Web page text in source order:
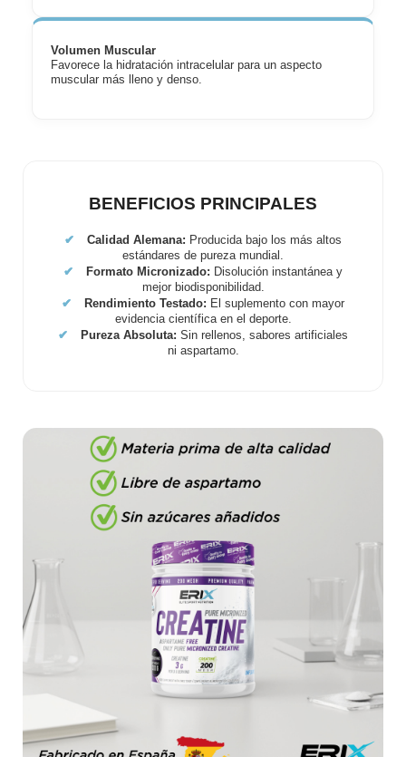
Volumen Muscular
Favorece la hidratación intracelular para un aspecto
muscular más lleno y denso.
BENEFICIOS PRINCIPALES
✔ Calidad Alemana: Producida bajo los más altos
estándares de pureza mundial.
✔ Formato Micronizado: Disolución instantánea y
mejor biodisponibilidad.
✔ Rendimiento Testado: El suplemento con mayor
evidencia científica en el deporte.
✔ Pureza Absoluta: Sin rellenos, sabores artificiales
ni aspartamo.